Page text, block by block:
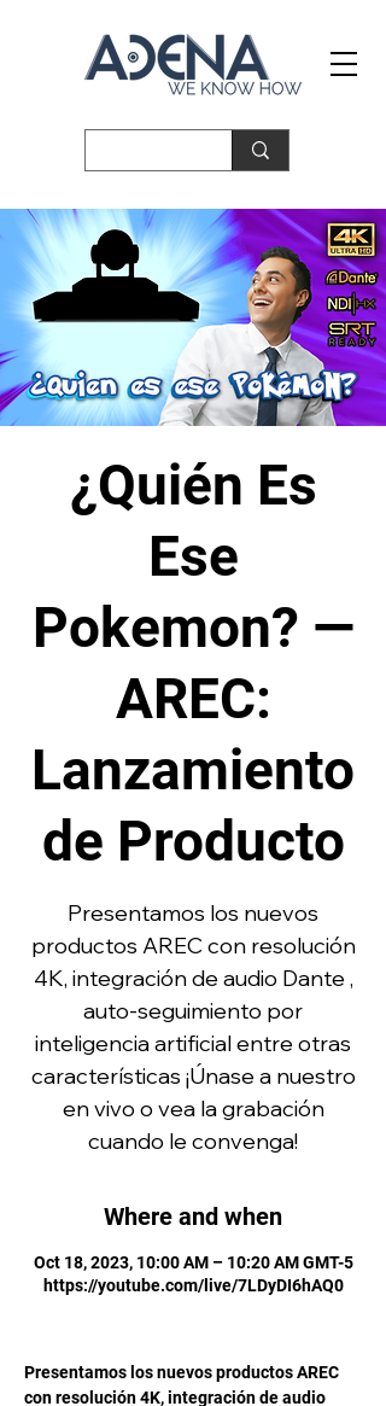
¿Quién Es
Ese
Pokemon? —
AREC:
Lanzamiento
de Producto
Presentamos los nuevos
productos AREC con resolución
4K, integración de audio Dante ,
auto-seguimiento por
inteligencia artificial entre otras
características ¡Únase a nuestro
en vivo o vea la grabación
cuando le convenga!
Where and when
Oct 18, 2023, 10:00 AM – 10:20 AM GMT-5
https://youtube.com/live/7LDyDI6hAQ0
Presentamos los nuevos productos AREC
con resolución 4K, integración de audio